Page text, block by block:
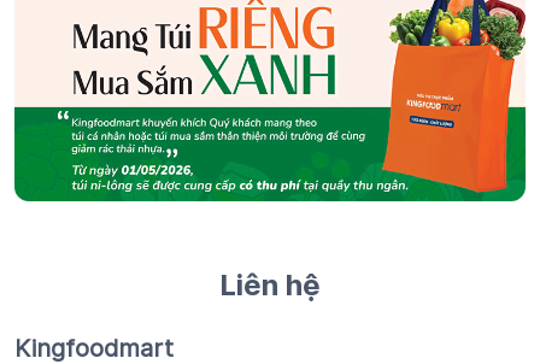
Liên hệ
Kingfoodmart